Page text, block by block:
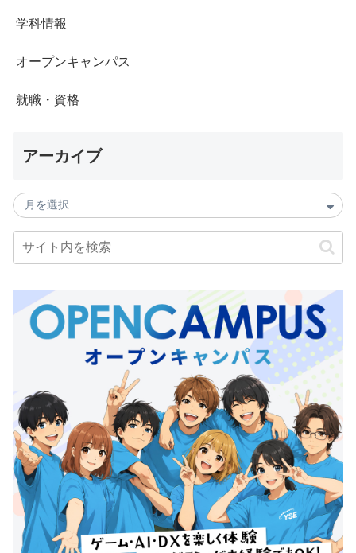
学科情報
オープンキャンパス
就職・資格
アーカイブ